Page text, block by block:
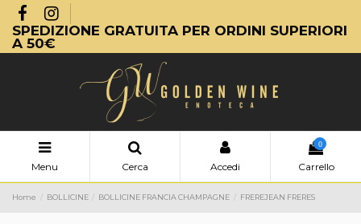
SPEDIZIONE GRATUITA PER ORDINI SUPERIORI
A 50€
Menu Cerca Accedi
0
Carrello
Home BOLLICINE BOLLICINE FRANCIA CHAMPAGNE FREREJEAN FRERES